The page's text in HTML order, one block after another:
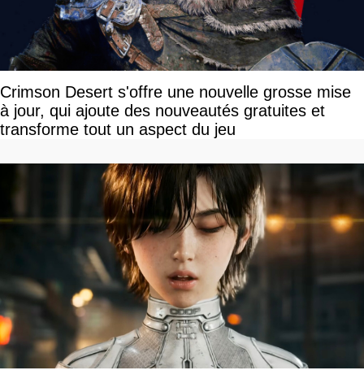
Crimson Desert s'offre une nouvelle grosse mise
à jour, qui ajoute des nouveautés gratuites et
transforme tout un aspect du jeu